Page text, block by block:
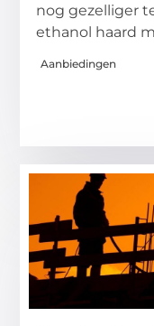
nog gezelliger
ethanol haard
Aanbiedingen